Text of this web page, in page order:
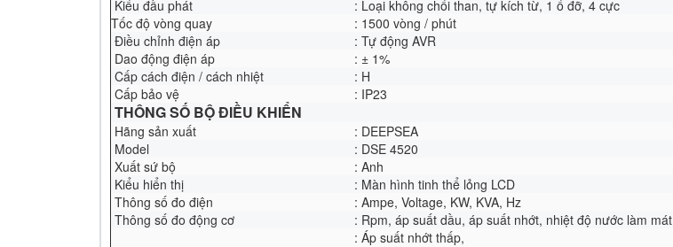
Kiểu đầu phát
: Loại không chổi than, tự kích từ, 1 ổ đỡ, 4 cực
Tốc độ vòng quay
: 1500 vòng / phút
Điều chỉnh điện áp
: Tự động AVR
Dao động điện áp
: ± 1%
Cấp cách điện / cách nhiệt
: H
Cấp bảo vệ
: IP23
THÔNG SỐ BỘ ĐIỀU KHIỂN
Hãng sản xuất
: DEEPSEA
Model
: DSE 4520
Xuất sứ bộ
: Anh
Kiểu hiển thị
: Màn hình tinh thể lỏng LCD
Thông số đo điện
: Ampe, Voltage, KW, KVA, Hz
Thông số đo động cơ
: Rpm, áp suất dầu, áp suất nhớt, nhiệt độ nước làm mát
: Áp suất nhớt thấp,